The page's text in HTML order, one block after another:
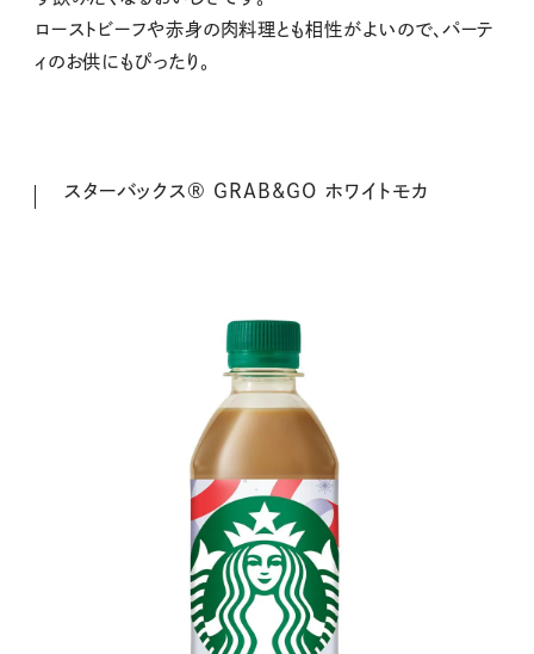
ローストビーフや赤身の肉料理とも相性がよいので、パーテ
ィのお供にもぴったり。
スターバックス® GRAB&GO ホワイトモカ